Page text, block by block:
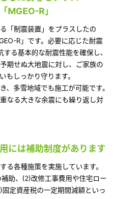
MGEO-R」
「制震装置」をプラスしたの
R」です。必要に応じた耐震
る基本的な耐震性能を確保し、
期せぬ大地震に対し、ご家族の
もしっかり守ります。
、多雪地域でも施工が可能です。
なる大きな余震にも繰り返し対
には補助制度があります
る各種施策を実施しています。
助、(2)改修工事費用や住宅ロー
定資産税の一定期間減額といっ